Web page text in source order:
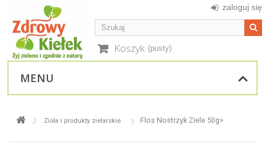
zaloguj się
Koszyk (pusty)
MENU
Zioła i produkty zielarskie Flos Nostrzyk Ziele 50g>